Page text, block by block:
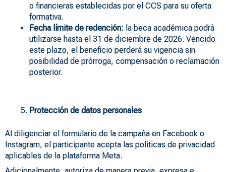
o financieras establecidas por el CCS para su oferta
formativa.
Fecha límite de redención: la beca académica podrá
utilizarse hasta el 31 de diciembre de 2026. Vencido
este plazo, el beneficio perderá su vigencia sin
posibilidad de prórroga, compensación o reclamación
posterior.
Protección de datos personales
Al diligenciar el formulario de la campaña en Facebook o
Instagram, el participante acepta las políticas de privacidad
aplicables de la plataforma Meta.